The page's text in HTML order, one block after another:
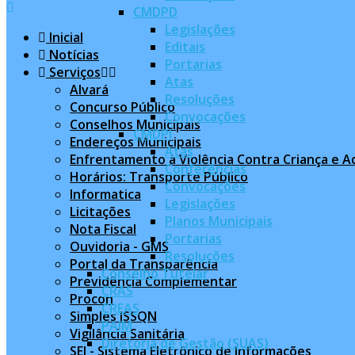
CMDPD
Legislações
Editais
Portarias
Atas
Resoluções
Convocações
CMDPI
Atas
Conferências
Convocações
Legislações
Planos Municipais
Portarias
Resoluções
Conselho Tutelar
CRAS
CREAS
PAIM
Diretoria de Gestão (SUAS)
Feed
Inicial
Notícias
Serviços
Alvará
Concurso Público
Conselhos Municipais
Endereços Municipais
Enfrentamento à Violência Contra Criança e
Horários: Transporte Público
Informatica
Licitações
Nota Fiscal
Ouvidoria - GMS
Portal da Transparência
Previdência Complementar
Procon
Simples ISSQN
Vigilância Sanitária
SEI - Sistema Eletrônico de Informações